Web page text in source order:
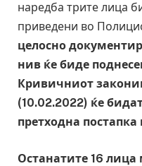
наредба трите лица
приведени во
целосно
нив ќе биде
Кривичниот
(10.02.2022) ќе
претходна постапка
Останатите 16